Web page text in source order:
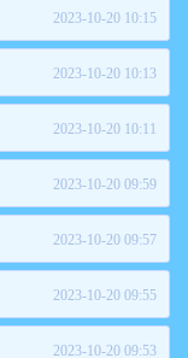
2023-10-20 10:15
2023-10-20 10:13
2023-10-20 10:11
2023-10-20 09:59
2023-10-20 09:57
2023-10-20 09:55
2023-10-20 09:53